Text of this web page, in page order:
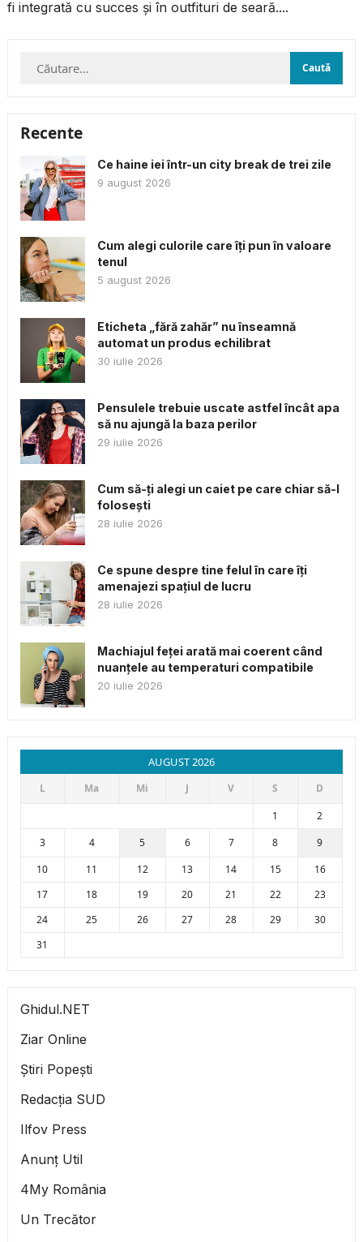
fi integrată cu succes și în outfituri de seară....
Caută
Recente
Ce haine iei într-un city break de trei zile
9 august 2026
Cum alegi culorile care îți pun în valoare
tenul
5 august 2026
Eticheta „fără zahăr” nu înseamnă
automat un produs echilibrat
30 iulie 2026
Pensulele trebuie uscate astfel încât apa
să nu ajungă la baza perilor
29 iulie 2026
Cum să-ți alegi un caiet pe care chiar să-l
folosești
28 iulie 2026
Ce spune despre tine felul în care îți
amenajezi spațiul de lucru
28 iulie 2026
Machiajul feței arată mai coerent când
nuanțele au temperaturi compatibile
20 iulie 2026
AUGUST 2026
L Ma Mi J V S
D
1
2
3
4 5 6 7 8
9
10
11 12 13 14 15
16
17
18 19 20 21 22
23
24
25 26 27 28 29
30
31
Ghidul.NET
Ziar Online
Știri Popești
Redacția SUD
Ilfov Press
Anunț Util
4My România
Un Trecător